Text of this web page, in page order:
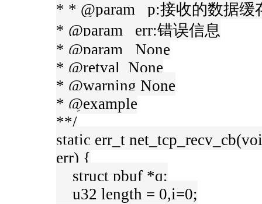
* * @param p:接收的数据缓
* @param err:错误信息
* @param None
* @retval None
* @warning None
* @example
**/
static err_t
err) {
struct pbuf *q;
u32 length = 0,i=0;